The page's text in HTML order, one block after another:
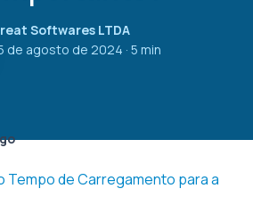
Softwares LTDA
de agosto de 2024 · 5 min
Tempo de Carregamento para a